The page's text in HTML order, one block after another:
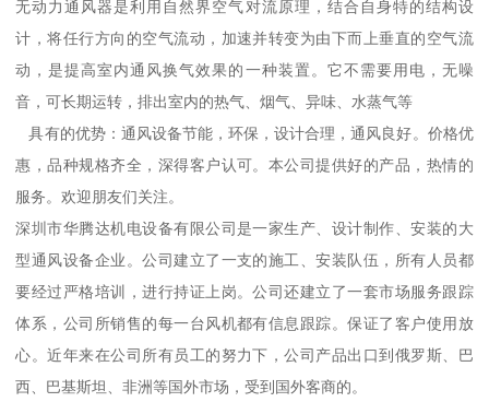
无动力通风器是利用自然界空气对流原理，结合自身特的结构设
计，将任行方向的空气流动，加速并转变为由下而上垂直的空气流
动，是提高室内通风换气效果的一种装置。它不需要用电，无噪
音，可长期运转，排出室内的热气、烟气、异味、水蒸气等
具有的优势：通风设备节能，环保，设计合理，通风良好。价格优
惠，品种规格齐全，深得客户认可。本公司提供好的产品，热情的
服务。欢迎朋友们关注。
深圳市华腾达机电设备有限公司是一家生产、设计制作、安装的大
型通风设备企业。公司建立了一支的施工、安装队伍，所有人员都
要经过严格培训，进行持证上岗。公司还建立了一套市场服务跟踪
体系，公司所销售的每一台风机都有信息跟踪。保证了客户使用放
心。近年来在公司所有员工的努力下，公司产品出口到俄罗斯、巴
西、巴基斯坦、非洲等国外市场，受到国外客商的。